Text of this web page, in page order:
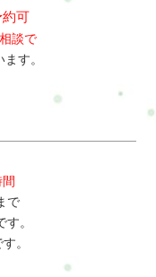
可
談で
す。
で
。
。